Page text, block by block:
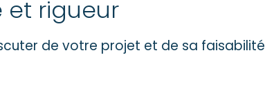
et rigueur
de votre projet et de sa faisabilité